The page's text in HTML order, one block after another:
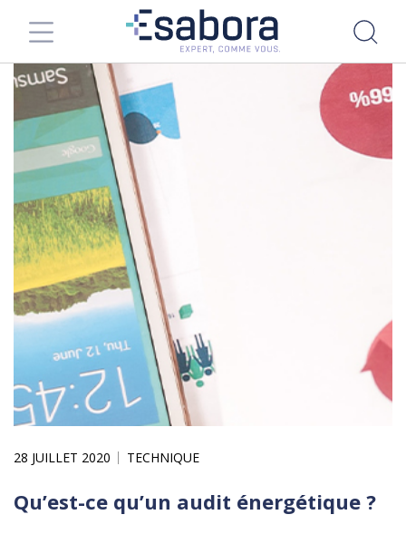
28 JUILLET 2020 TECHNIQUE
Qu’est-ce qu’un audit énergétique ?